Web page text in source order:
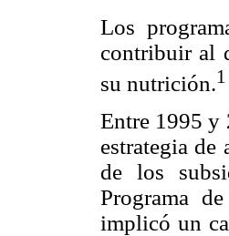
Los
contribuir al
su nutrición.1
Entre 1995 y
estrategia
de los
Programa
implicó un